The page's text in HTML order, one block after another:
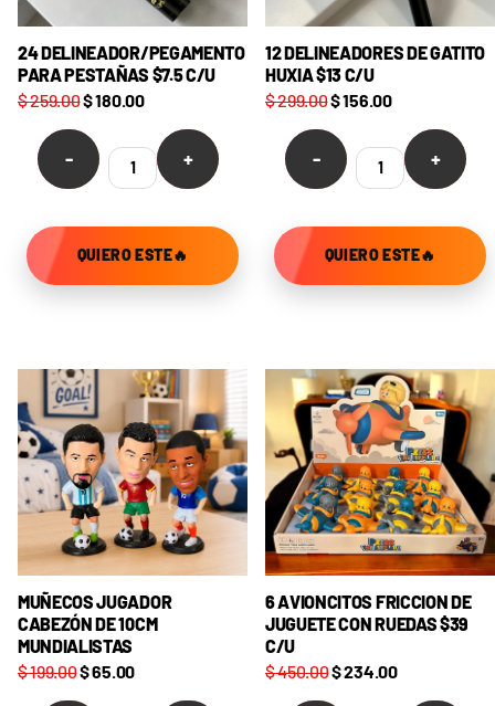
24 DELINEADOR/PEGAMENTO
PARA PESTAÑAS $7.5 C/U
$ 259.00$ 180.00
- +
QUIERO ESTE🔥
12 DELINEADORES DE GATITO
HUXIA $13 C/U
$ 299.00$ 156.00
- +
QUIERO ESTE🔥
MUÑECOS JUGADOR
CABEZÓN DE 10CM
MUNDIALISTAS
$ 199.00$ 65.00
6 AVIONCITOS FRICCION DE
JUGUETE CON RUEDAS $39
C/U
$ 450.00$ 234.00